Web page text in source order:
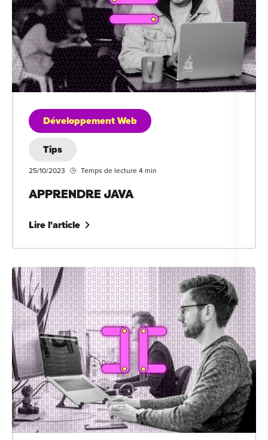
Développement Web
Tips
25/10/2023 Temps de lecture 4 min
APPRENDRE JAVA
Lire l'article